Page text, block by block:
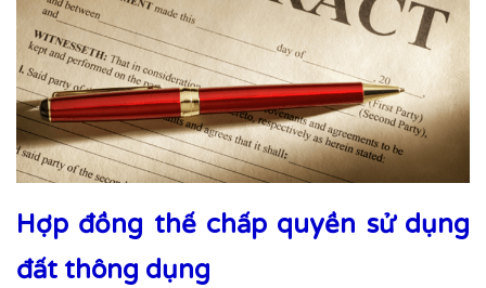
Hợp đồng thế chấp quyền sử dụng
đất thông dụng